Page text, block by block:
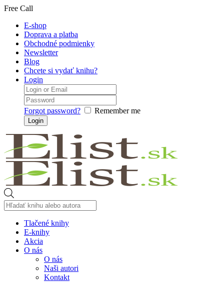
Free Call
E-shop
Doprava a platba
Obchodné podmienky
Newsletter
Blog
Chcete si vydať knihu?
Login
Forgot password? Remember me
search
Tlačené knihy
E-knihy
Akcia
O nás
O nás
Naši autori
Kontakt